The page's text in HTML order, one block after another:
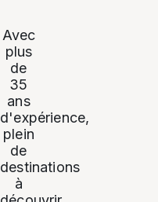
Avec
plus
de
35
ans
d'expérience,
plein
de
destinations
à